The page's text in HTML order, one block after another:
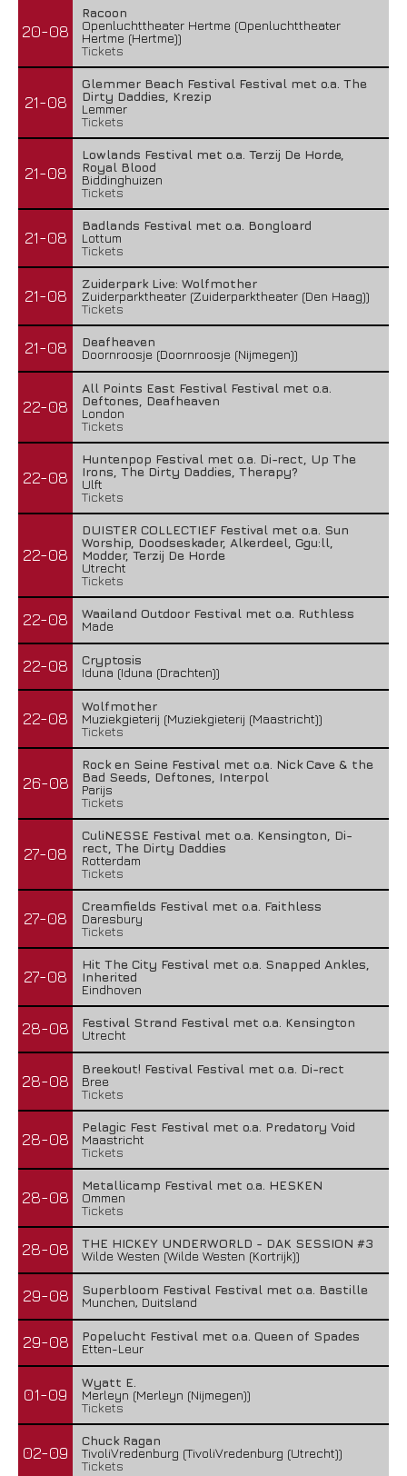
20-08
Racoon
Openluchttheater Hertme (Openluchttheater
Hertme (Hertme))
Tickets
21-08
Glemmer Beach Festival Festival met o.a. The
Dirty Daddies, Krezip
Lemmer
Tickets
21-08
Lowlands Festival met o.a. Terzij De Horde,
Royal Blood
Biddinghuizen
Tickets
21-08
Badlands Festival met o.a. Bongloard
Lottum
Tickets
21-08
Zuiderpark Live: Wolfmother
Zuiderparktheater (Zuiderparktheater (Den Haag))
Tickets
21-08
Deafheaven
Doornroosje (Doornroosje (Nijmegen))
22-08
All Points East Festival Festival met o.a.
Deftones, Deafheaven
London
Tickets
22-08
Huntenpop Festival met o.a. Di-rect, Up The
Irons, The Dirty Daddies, Therapy?
Ulft
Tickets
22-08
DUISTER COLLECTIEF Festival met o.a. Sun
Worship, Doodseskader, Alkerdeel, Ggu:ll,
Modder, Terzij De Horde
Utrecht
Tickets
22-08
Waailand Outdoor Festival met o.a. Ruthless
Made
22-08
Cryptosis
Iduna (Iduna (Drachten))
22-08
Wolfmother
Muziekgieterij (Muziekgieterij (Maastricht))
Tickets
26-08
Rock en Seine Festival met o.a. Nick Cave & the
Bad Seeds, Deftones, Interpol
Parijs
Tickets
27-08
CuliNESSE Festival met o.a. Kensington, Di-
rect, The Dirty Daddies
Rotterdam
Tickets
27-08
Creamfields Festival met o.a. Faithless
Daresbury
Tickets
27-08
Hit The City Festival met o.a. Snapped Ankles,
Inherited
Eindhoven
28-08
Festival Strand Festival met o.a. Kensington
Utrecht
28-08
Breekout! Festival Festival met o.a. Di-rect
Bree
Tickets
28-08
Pelagic Fest Festival met o.a. Predatory Void
Maastricht
Tickets
28-08
Metallicamp Festival met o.a. HESKEN
Ommen
Tickets
28-08
THE HICKEY UNDERWORLD - DAK SESSION #3
Wilde Westen (Wilde Westen (Kortrijk))
29-08
Superbloom Festival Festival met o.a. Bastille
Munchen, Duitsland
29-08
Popelucht Festival met o.a. Queen of Spades
Etten-Leur
01-09
Wyatt E.
Merleyn (Merleyn (Nijmegen))
Tickets
02-09
Chuck Ragan
TivoliVredenburg (TivoliVredenburg (Utrecht))
Tickets